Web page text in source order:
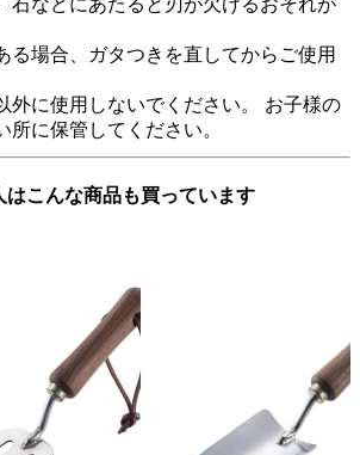
る場合、ガタつきを直してからご使用
外に使用しないでください。 お子様の
所に保管してください。
はこんな商品も買っています